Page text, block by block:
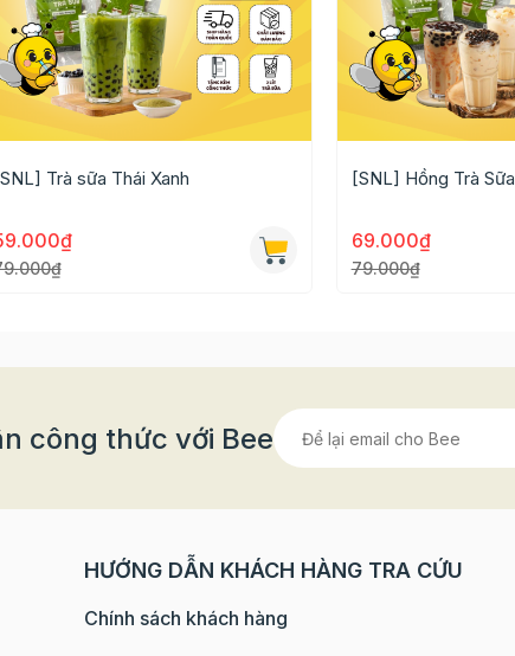
100g
phẩm khoảng 5-6 cốc trà sữa cho gia đình.
Trà sữa Thái Xanh [SNL] Hồng Trà Sữa
69.000₫
79.000₫
công thức với Bee
HƯỚNG DẪN KHÁCH HÀNG TRA CỨU
Chính sách khách hàng